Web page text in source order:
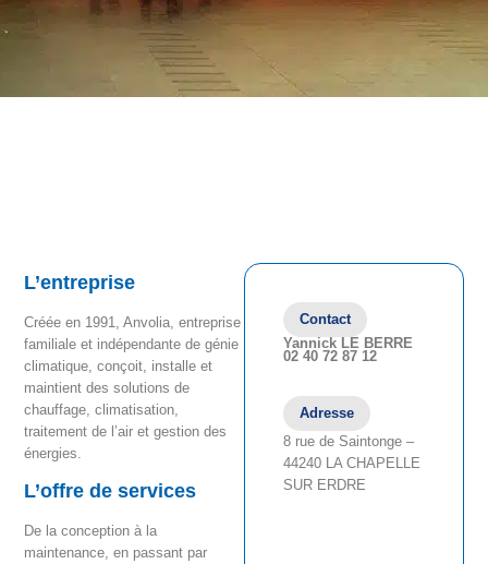
L’entreprise
Créée en 1991, Anvolia, entreprise
familiale et indépendante de génie
climatique, conçoit, installe et
maintient des solutions de
chauffage, climatisation,
traitement de l’air et gestion des
énergies.
L’offre de services
De la conception à la
maintenance, en passant par
Contact
Yannick LE BERRE
02 40 72 87 12
Adresse
8 rue de Saintonge –
44240 LA CHAPELLE
SUR ERDRE